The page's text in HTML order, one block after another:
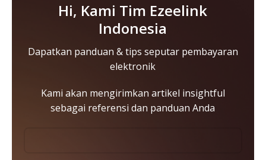
Hi, Kami Tim Ezeelink
Indonesia
Dapatkan panduan & tips seputar pembayaran
elektronik
Kami akan mengirimkan artikel insightful
sebagai referensi dan panduan Anda